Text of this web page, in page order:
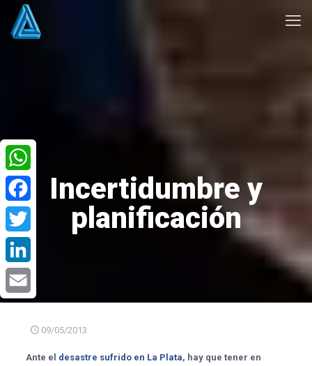
Incertidumbre y
planificación
09/05/2013
Ante el desastre sufrido en La Plata, hay que tener en
WhatsApp
Facebook
Twitter
LinkedIn
Email